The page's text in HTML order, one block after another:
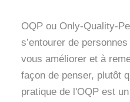
OQP ou Only-Quality-
s’entourer de
vous améliorer et à
façon de penser, plutôt
pratique de l'OQP est